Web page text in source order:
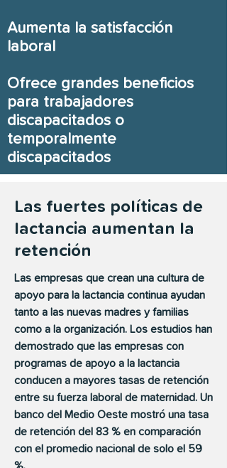
Aumenta la satisfacción
laboral
Ofrece grandes beneficios
para trabajadores
discapacitados o
temporalmente
discapacitados
Las fuertes políticas de
lactancia aumentan la
retención
Las empresas que crean una cultura de
apoyo para la lactancia continua ayudan
tanto a las nuevas madres y familias
como a la organización. Los estudios han
demostrado que las empresas con
programas de apoyo a la lactancia
conducen a mayores tasas de retención
entre su fuerza laboral de maternidad. Un
banco del Medio Oeste mostró una tasa
de retención del 83 % en comparación
con el promedio nacional de solo el 59